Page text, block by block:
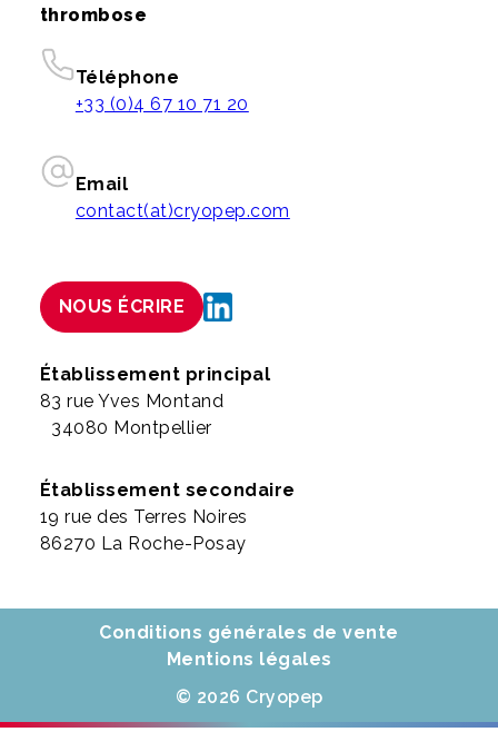
thrombose
Téléphone
+33 (0)4 67 10 71 20
Email
contact(at)cryopep.com
NOUS ÉCRIRE
Établissement principal
83 rue Yves Montand
34080 Montpellier
Établissement secondaire
19 rue des Terres Noires
86270 La Roche-Posay
Conditions générales de vente
Mentions légales
© 2026 Cryopep